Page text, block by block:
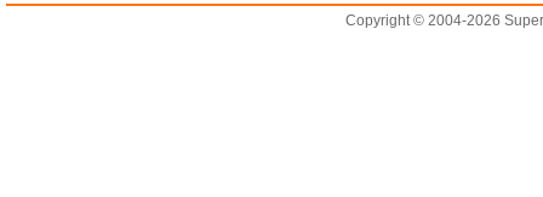
Copyright © 2004-2026